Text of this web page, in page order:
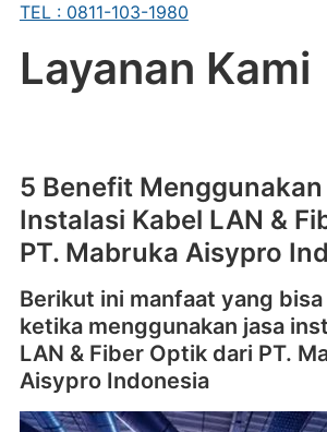
TEL : 0811-103-1980
Layanan Kami
5 Benefit Menggunakan
Instalasi Kabel LAN &
PT. Mabruka Aisypro
Berikut ini manfaat yang
ketika menggunakan jasa
LAN & Fiber Optik dari PT.
Aisypro Indonesia